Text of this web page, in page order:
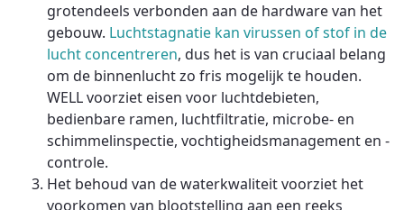
grotendeels verbonden aan de hardware van het
gebouw. Luchtstagnatie kan virussen of stof in de
lucht concentreren, dus het is van cruciaal belang
om de binnenlucht zo fris mogelijk te houden.
WELL voorziet eisen voor luchtdebieten,
bedienbare ramen, luchtfiltratie, microbe- en
schimmelinspectie, vochtigheidsmanagement en -
controle.
Het behoud van de waterkwaliteit voorziet het
voorkomen van blootstelling aan een reeks